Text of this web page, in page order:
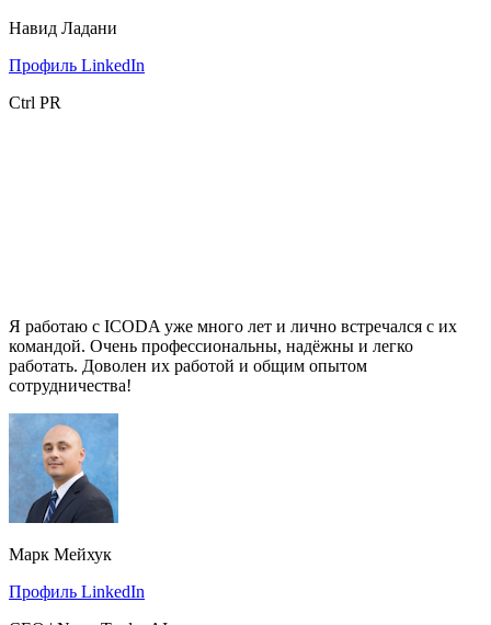
Навид Ладани
Профиль LinkedIn
Ctrl PR
Я работаю с ICODA уже много лет и лично встречался с их
командой. Очень профессиональны, надёжны и легко
работать. Доволен их работой и общим опытом
сотрудничества!
Марк Мейхук
Профиль LinkedIn